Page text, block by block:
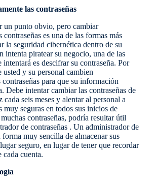
las contraseñas
un punto obvio, pero cambiar
contraseñas es una de las formas más
la seguridad cibernética dentro de su
intenta piratear su negocio, una de las
intentará es descifrar su contraseña. Por
usted y su personal cambien
para que su información
Debe intentar cambiar las contraseñas de
cada seis meses y alentar al personal a
muy seguras en todos sus inicios de
contraseñas, podría resultar útil
de contraseñas . Un administrador de
forma muy sencilla de almacenar sus
seguro, en lugar de tener que recordar
cada cuenta.